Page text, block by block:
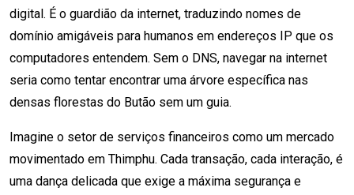
digital. É o guardião da internet, traduzindo nomes de
domínio amigáveis para humanos em endereços IP que os
computadores entendem. Sem o DNS, navegar na internet
seria como tentar encontrar uma árvore específica nas
densas florestas do Butão sem um guia.
Imagine o setor de serviços financeiros como um mercado
movimentado em Thimphu. Cada transação, cada interação, é
uma dança delicada que exige a máxima segurança e